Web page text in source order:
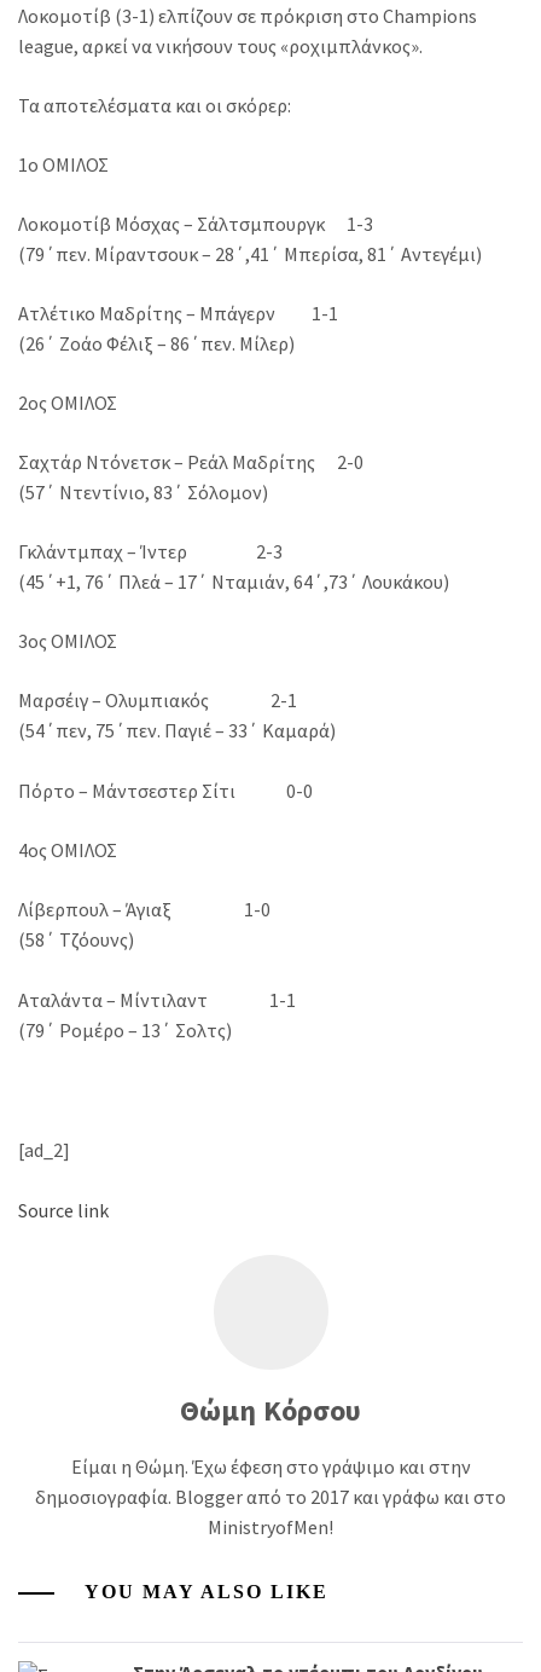
Λοκομοτίβ (3-1) ελπίζουν σε πρόκριση στο Champions
league, αρκεί να νικήσουν τους «ροχιμπλάνκος».
Τα αποτελέσματα και οι σκόρερ:
1o ΟΜΙΛΟΣ
Λοκομοτίβ Μόσχας – Σάλτσμπουργκ 1-3
(79΄πεν. Μίραντσουκ – 28΄,41΄ Μπερίσα, 81΄ Αντεγέμι)
Ατλέτικο Μαδρίτης – Μπάγερν 1-1
(26΄ Ζοάο Φέλιξ – 86΄πεν. Μίλερ)
2ος ΟΜΙΛΟΣ
Σαχτάρ Ντόνετσκ – Ρεάλ Μαδρίτης 2-0
(57΄ Ντεντίνιο, 83΄ Σόλομον)
Γκλάντμπαχ – Ίντερ 2-3
(45΄+1, 76΄ Πλεά – 17΄ Νταμιάν, 64΄,73΄ Λουκάκου)
3ος ΟΜΙΛΟΣ
Μαρσέιγ – Ολυμπιακός 2-1
(54΄πεν, 75΄πεν. Παγιέ – 33΄ Καμαρά)
Πόρτο – Μάντσεστερ Σίτι 0-0
4ος ΟΜΙΛΟΣ
Λίβερπουλ – Άγιαξ 1-0
(58΄ Τζόουνς)
Αταλάντα – Μίντιλαντ 1-1
(79΄ Ρομέρο – 13΄ Σολτς)
[ad_2]
Source link
Θώμη Κόρσου
Είμαι η Θώμη. Έχω έφεση στο γράψιμο και στην
δημοσιογραφία. Blogger από το 2017 και γράφω και στο
MinistryofMen!
YOU MAY ALSO LIKE